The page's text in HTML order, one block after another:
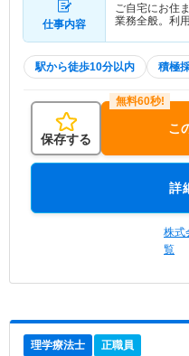
仕事内容
ご自宅にお住
業務全般。利
駅から徒歩10分以内 積極
保存する
こ
詳
株式
覧
理学療法士 正職員